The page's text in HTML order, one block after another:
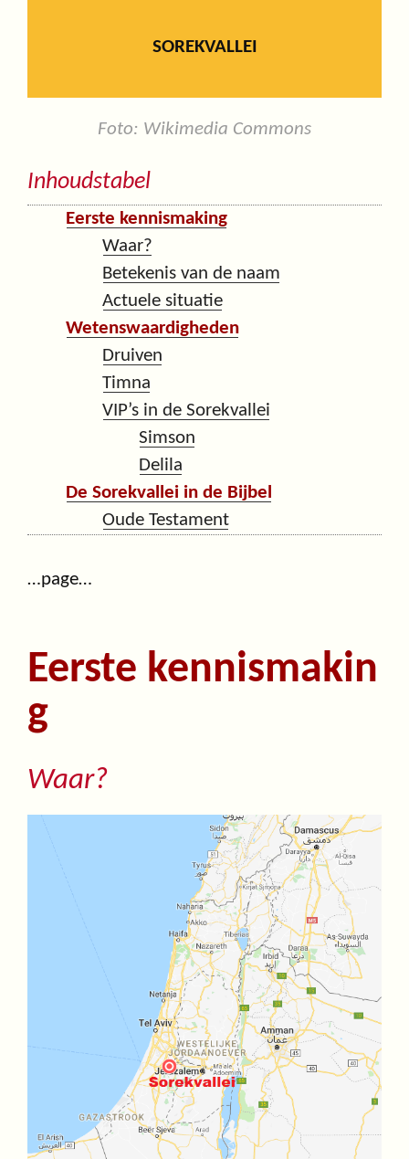
SOREKVALLEI
Foto: Wikimedia Commons
Inhoudstabel
Eerste kennismaking
Waar?
Betekenis van de naam
Actuele situatie
Wetenswaardigheden
Druiven
Timna
VIP’s in de Sorekvallei
Simson
Delila
De Sorekvallei in de Bijbel
Oude Testament
…page…
Eerste kennismakin
g
Waar?